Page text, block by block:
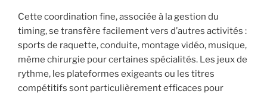
Cette coordination fine, associée à la gestion du
timing, se transfère facilement vers d’autres activités :
sports de raquette, conduite, montage vidéo, musique,
même chirurgie pour certaines spécialités. Les jeux de
rythme, les plateformes exigeants ou les titres
compétitifs sont particulièrement efficaces pour